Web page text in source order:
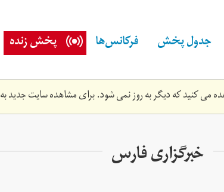
جدول پخش فرکانس‌ها پخش زنده
می کنید که دیگر به روز نمی شود. برای مشاهده سایت جدید به
خبرگزاری فارس